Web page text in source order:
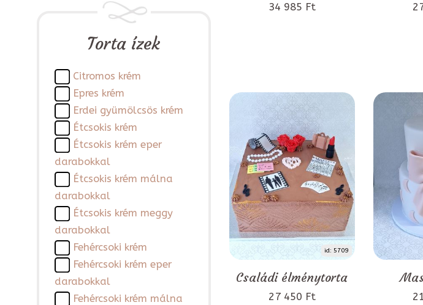
Torta ízek
Citromos krém
Epres krém
Erdei gyümölcsös krém
Étcsokis krém
Étcsokis krém eper
darabokkal
Étcsokis krém málna
darabokkal
Étcsokis krém meggy
darabokkal
Fehércsoki krém
Fehércsoki krém eper
darabokkal
Fehércsoki krém málna
34 985 Ft
id: 5709
Családi élménytorta
27 450 Ft